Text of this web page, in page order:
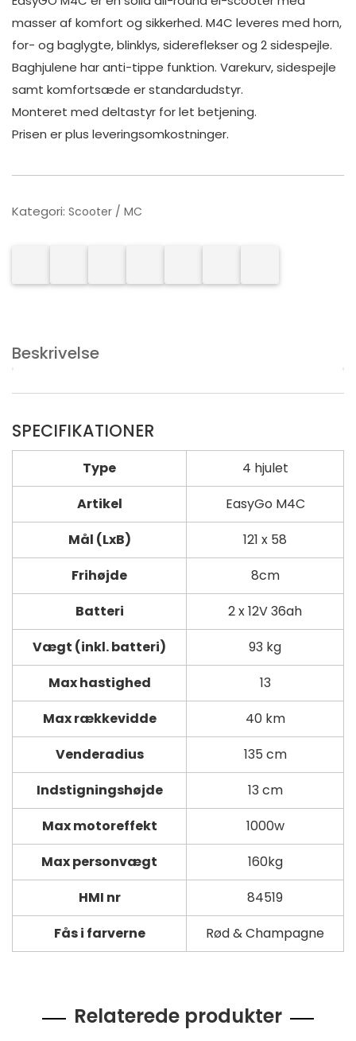
masser af komfort og sikkerhed. M4C leveres med horn,
for- og baglygte, blinklys, sidereflekser og 2 sidespejle.
Baghjulene har anti-tippe funktion. Varekurv, sidespejle
samt komfortsæde er standardudstyr.
Monteret med deltastyr for let betjening.
Prisen er plus leveringsomkostninger.
Kategori: Scooter / MC
Beskrivelse
SPECIFIKATIONER
Type
4 hjulet
Artikel
EasyGo M4C
Mål (LxB)
121 x 58
Frihøjde
8cm
Batteri
2 x 12V 36ah
Vægt (inkl. batteri)
93 kg
Max hastighed
13
Max rækkevidde
40 km
Venderadius
135 cm
Indstigningshøjde
13 cm
Max motoreffekt
1000w
Max personvægt
160kg
HMI nr
84519
Fås i farverne
Rød & Champagne
Relaterede produkter